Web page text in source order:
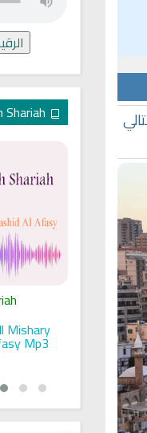
للسكان منذ عام 1932م، وبالتالي
and
Mishary